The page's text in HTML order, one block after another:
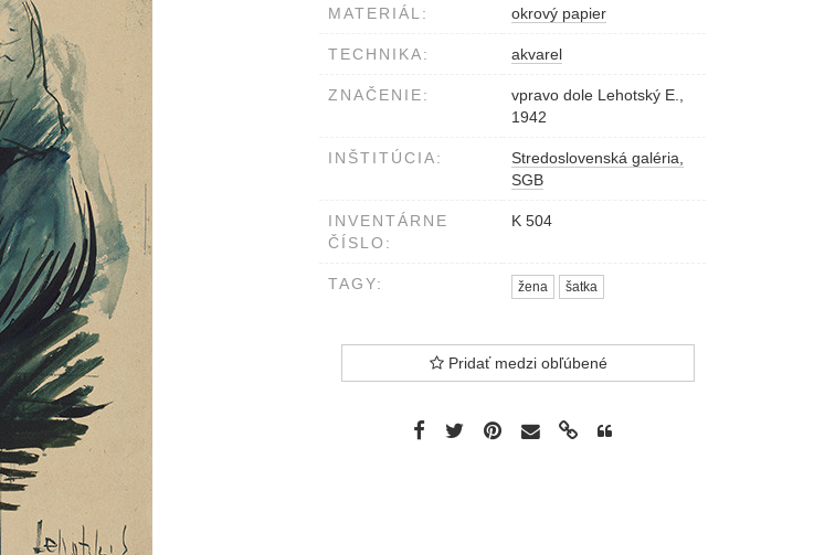
MATERIÁL: okrový papier
TECHNIKA: akvarel
ZNAČENIE:
vpravo dole Lehotský E.,
1942
INŠTITÚCIA:
Stredoslovenská galéria,
SGB
INVENTÁRNE
ČÍSLO:
K 504
TAGY: žena šatka
Pridať medzi obľúbené